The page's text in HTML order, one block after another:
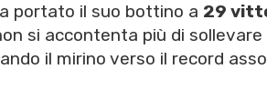
portato il suo bottino a 29
si accontenta più di
il mirino verso il record